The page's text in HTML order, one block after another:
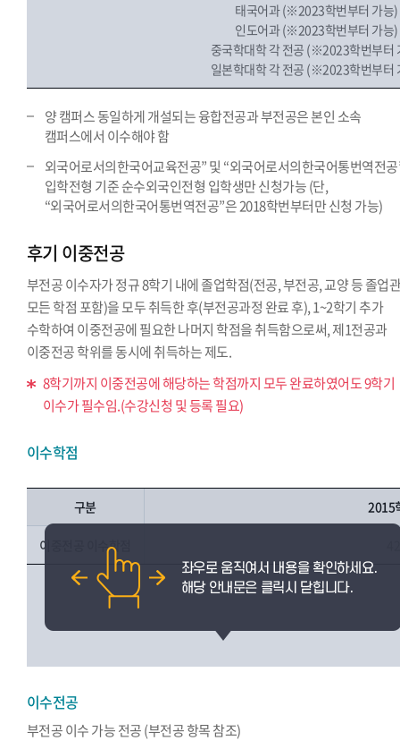
태국어과 (※2023학번부터 가능)
인도어과 (※2023학번부터 가능)
중국학대학 각 전공 (※2023학번부터
일본학대학 각 전공 (※2023학번부터
양 캠퍼스 동일하게 개설되는 융합전공과 부전공은 본인 소속
캠퍼스에서 이수해야 함
외국어로서의한국어교육전공” 및 “외국어로서의한국어통번역전
입학전형 기준 순수외국인전형 입학생만 신청가능 (단,
“외국어로서의한국어통번역전공”은 2018학번부터만 신청 가능)
후기 이중전공
부전공 이수자가 정규 8학기 내에 졸업학점(전공, 부전공, 교양 등 졸업
모든 학점 포함)을 모두 취득한 후(부전공과정 완료 후), 1~2학기 추가
수학하여 이중전공에 필요한 나머지 학점을 취득함으로써, 제1전공과
이중전공 학위를 동시에 취득하는 제도.
8학기까지 이중전공에 해당하는 학점까지 모두 완료하였어도 9학기
이수가 필수임.(수강신청 및 등록 필요)
이수학점
구분 2015
이중전공 이수학점
이수전공
부전공 이수 가능 전공 (부전공 항목 참조)